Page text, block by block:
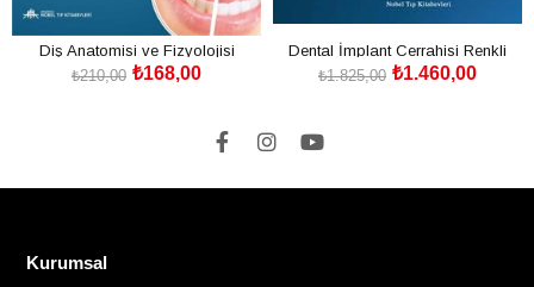
Diş Anatomisi ve Fizyolojisi
₺168,00
₺210,00
Dental İmplant Cerrahisi Renkli
Atlası₺1.460,00
₺1.825,00
Kurumsal